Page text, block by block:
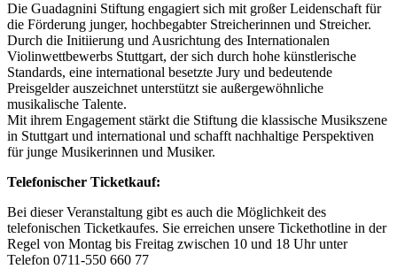
Die Guadagnini Stiftung engagiert sich mit großer Leidenschaft für
die Förderung junger, hochbegabter Streicherinnen und Streicher.
Durch die Initiierung und Ausrichtung des Internationalen
Violinwettbewerbs Stuttgart, der sich durch hohe künstlerische
Standards, eine international besetzte Jury und bedeutende
Preisgelder auszeichnet unterstützt sie außergewöhnliche
musikalische Talente.
Mit ihrem Engagement stärkt die Stiftung die klassische Musikszene
in Stuttgart und international und schafft nachhaltige Perspektiven
für junge Musikerinnen und Musiker.
Telefonischer Ticketkauf:
Bei dieser Veranstaltung gibt es auch die Möglichkeit des
telefonischen Ticketkaufes. Sie erreichen unsere Tickethotline in der
Regel von Montag bis Freitag zwischen 10 und 18 Uhr unter
Telefon 0711-550 660 77